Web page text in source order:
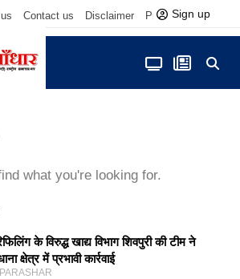
Contact us Disclaimer Privacy Policy
Sign up
what you're looking for.
के विरुद्ध खाद्य विभाग शिवपुरी की टीम ने
क्षेत्र में प्रभावी कार्रवाई